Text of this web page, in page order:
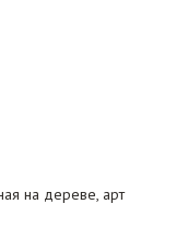
на дереве, арт